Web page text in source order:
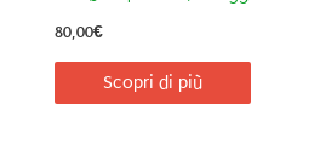
80,00€
Scopri di più